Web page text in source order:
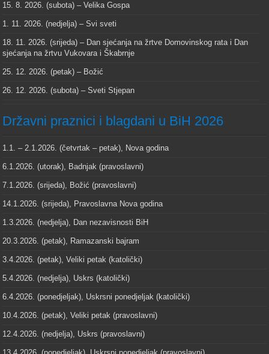
15. 8. 2026. (subota) – Velika Gospa
1. 11. 2026. (nedjelja) – Svi sveti
18. 11. 2026. (srijeda) – Dan sjećanja na žrtve Domovinskog rata i Dan
sjećanja na žrtvu Vukovara i Škabrnje
25. 12. 2026. (petak) – Božić
26. 12. 2026. (subota) – Sveti Stjepan
Državni praznici i blagdani u BiH 2026
1.1. – 2.1.2026. (četvrtak – petak), Nova godina
6.1.2026. (utorak), Badnjak (pravoslavni)
7.1.2026. (srijeda), Božić (pravoslavni)
14.1.2026. (srijeda), Pravoslavna Nova godina
1.3.2026. (nedjelja), Dan nezavisnosti BiH
20.3.2026. (petak), Ramazanski bajram
3.4.2026. (petak), Veliki petak (katolički)
5.4.2026. (nedjelja), Uskrs (katolički)
6.4.2026. (ponedjeljak), Uskrsni ponedjeljak (katolički)
10.4.2026. (petak), Veliki petak (pravoslavni)
12.4.2026. (nedjelja), Uskrs (pravoslavni)